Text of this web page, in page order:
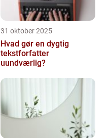
31 oktober 2025
Hvad gør en dygtig
tekstforfatter
uundværlig?